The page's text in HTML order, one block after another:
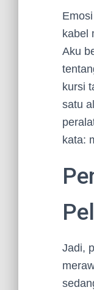
kabel
Aku
kursi
satu
kata:
Jadi,